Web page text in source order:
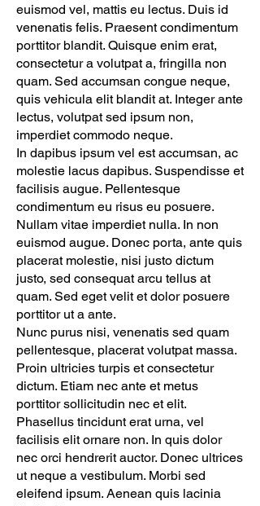
euismod vel, mattis eu lectus. Duis id
venenatis felis. Praesent condimentum
porttitor blandit. Quisque enim erat,
consectetur a volutpat a, fringilla non
quam. Sed accumsan congue neque,
quis vehicula elit blandit at. Integer ante
lectus, volutpat sed ipsum non,
imperdiet commodo neque.
In dapibus ipsum vel est accumsan, ac
molestie lacus dapibus. Suspendisse et
facilisis augue. Pellentesque
condimentum eu risus eu posuere.
Nullam vitae imperdiet nulla. In non
euismod augue. Donec porta, ante quis
placerat molestie, nisi justo dictum
justo, sed consequat arcu tellus at
quam. Sed eget velit et dolor posuere
porttitor ut a ante.
Nunc purus nisi, venenatis sed quam
pellentesque, placerat volutpat massa.
Proin ultricies turpis et consectetur
dictum. Etiam nec ante et metus
porttitor sollicitudin nec et elit.
Phasellus tincidunt erat urna, vel
facilisis elit ornare non. In quis dolor
nec orci hendrerit auctor. Donec ultrices
ut neque a vestibulum. Morbi sed
eleifend ipsum. Aenean quis lacinia